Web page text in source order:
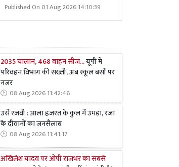
Published On 01 Aug 2026 14:10:39
2035 चालान, 468 वाहन सीज...यूपी में
परिवहन विभाग की सख्ती, अब स्कूल बसों पर
नजर
08 Aug 2026 11:42:46
उर्से रजवी : आला हजरत के कुल में उमड़ा, रजा
के दीवानों का जनसैलाब
08 Aug 2026 11:41:17
अखिलेश यादव पर ओपी राजभर का सबसे